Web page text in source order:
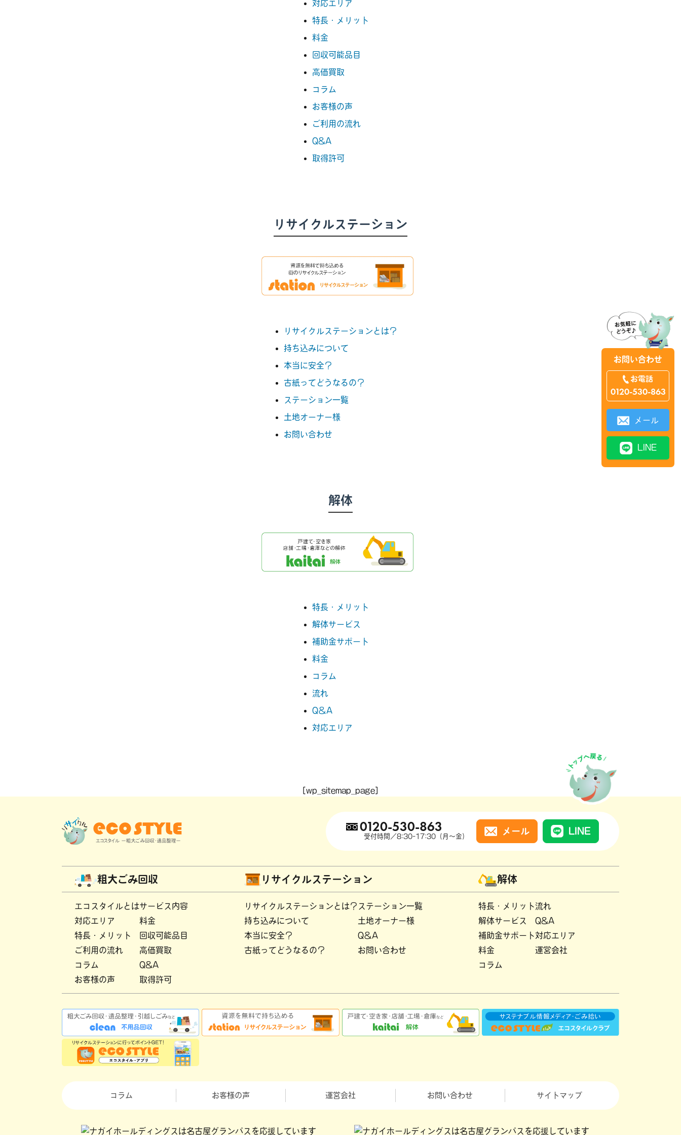
お問い合わせ
お電話
0120-530-863
メール
LINE
対応エリア
特長・メリット
料金
回収可能品目
高価買取
コラム
お客様の声
ご利用の流れ
Q&A
取得許可
リサイクルステーション
リサイクルステーションとは？
持ち込みについて
本当に安全？
古紙ってどうなるの？
ステーション一覧
土地オーナー様
お問い合わせ
解体
特長・メリット
解体サービス
補助金サポート
料金
コラム
流れ
Q＆A
対応エリア
[wp_sitemap_page]
0120-530-863
受付時間／8:30-17:30（月～金）
メール LINE
粗大ごみ回収
エコスタイルとは
対応エリア
特長・メリット
ご利用の流れ
コラム
お客様の声
サービス内容
料金
回収可能品目
高価買取
Q&A
取得許可
リサイクルステーション
リサイクルステーションとは？
持ち込みについて
本当に安全？
古紙ってどうなるの？
ステーション一覧
土地オーナー様
Q＆A
お問い合わせ
解体
特長・メリット
解体サービス
補助金サポート
料金
コラム
流れ
Q&A
対応エリア
運営会社
コラム お客様の声 運営会社 お問い合わせ サイトマップ